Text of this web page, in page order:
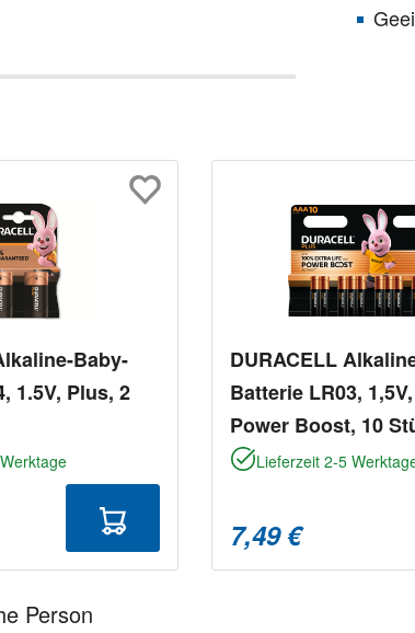
Baby-
1.5V, Plus, 2
DURACELL
Batterie LR03,
Power Boost, 10
Lieferzeit 2-5
7,49 €
Person